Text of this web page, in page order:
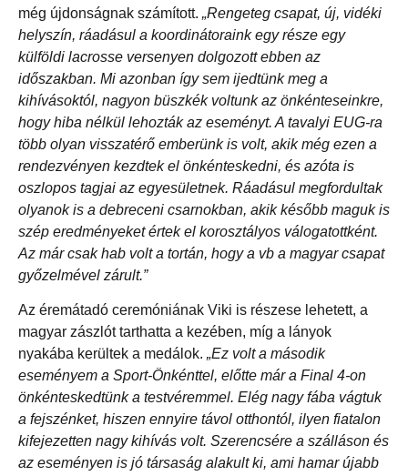
még újdonságnak számított. „Rengeteg csapat, új, vidéki
helyszín, ráadásul a koordinátoraink egy része egy
külföldi lacrosse versenyen dolgozott ebben az
időszakban. Mi azonban így sem ijedtünk meg a
kihívásoktól, nagyon büszkék voltunk az önkénteseinkre,
hogy hiba nélkül lehozták az eseményt. A tavalyi EUG-ra
több olyan visszatérő emberünk is volt, akik még ezen a
rendezvényen kezdtek el önkénteskedni, és azóta is
oszlopos tagjai az egyesületnek. Ráadásul megfordultak
olyanok is a debreceni csarnokban, akik később maguk is
szép eredményeket értek el korosztályos válogatottként.
Az már csak hab volt a tortán, hogy a vb a magyar csapat
győzelmével zárult.”
Az éremátadó ceremóniának Viki is részese lehetett, a
magyar zászlót tarthatta a kezében, míg a lányok
nyakába kerültek a medálok. „Ez volt a második
eseményem a Sport-Önkénttel, előtte már a Final 4-on
önkénteskedtünk a testvéremmel. Elég nagy fába vágtuk
a fejszénket, hiszen ennyire távol otthontól, ilyen fiatalon
kifejezetten nagy kihívás volt. Szerencsére a szálláson és
az eseményen is jó társaság alakult ki, ami hamar újabb